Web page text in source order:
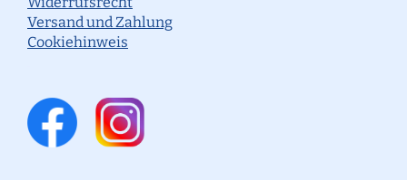
Versand und Zahlung
Cookiehinweis